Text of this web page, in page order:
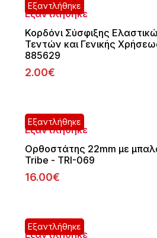
Εξαντλήθηκε
Εξαντλήθηκε
Κορδόνι Σύσφιξης
Τεντών και Γενικής
885629
2.00€
Εξαντλήθηκε
Εξαντλήθηκε
Ορθοστάτης 22mm με
Tribe - TRI-069
16.00€
Εξαντλήθηκε
Εξαντλήθηκε